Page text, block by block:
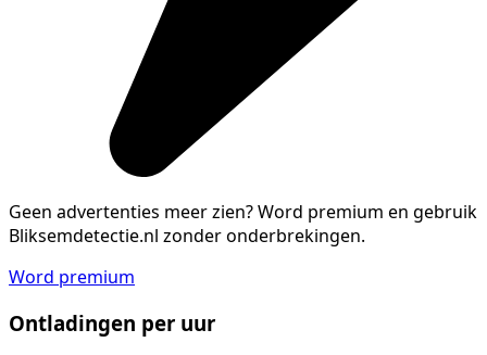
Geen advertenties meer zien?Word premium en gebruik
Bliksemdetectie.nl zonder onderbrekingen.
Word premium
Ontladingen per uur